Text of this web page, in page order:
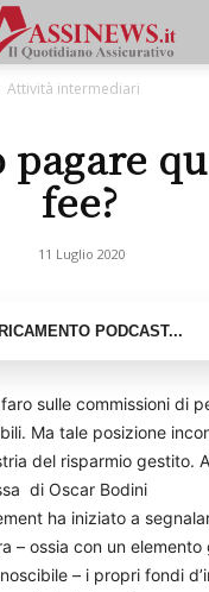
Attività intermediari
pagare
fee?
11 Luglio 2020
sulle commissioni di
Ma tale posizione
del risparmio gestito.
di Oscar Bodini
ha iniziato a
– ossia con un
– i propri fondi